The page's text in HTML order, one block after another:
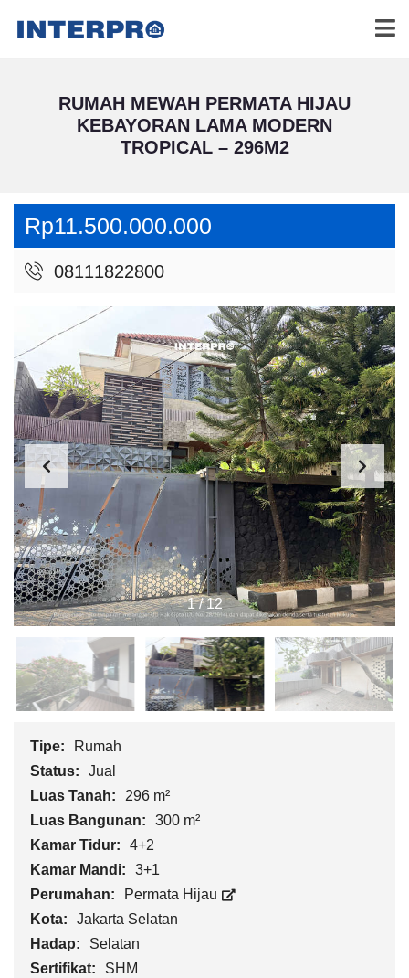
RUMAH MEWAH PERMATA HIJAU
KEBAYORAN LAMA MODERN
TROPICAL – 296M2
Rp11.500.000.000
08111822800
1/12
Tipe:
Rumah
Status:
Jual
Luas Tanah:
296 m²
Luas Bangunan:
300 m²
Kamar Tidur:
4+2
Kamar Mandi:
3+1
Perumahan:
Permata Hijau
Kota:
Jakarta Selatan
Hadap:
Selatan
Sertifikat:
SHM